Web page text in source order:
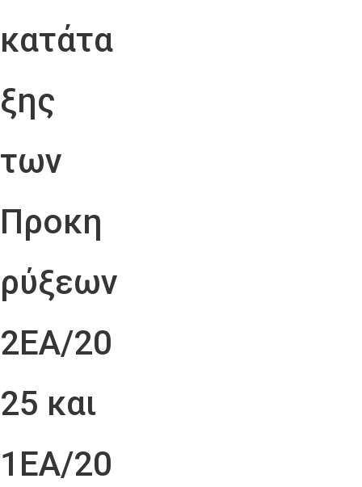
κατάτα
ξης
των
Προκη
ρύξεων
2ΕΑ/20
25 και
1ΕΑ/20